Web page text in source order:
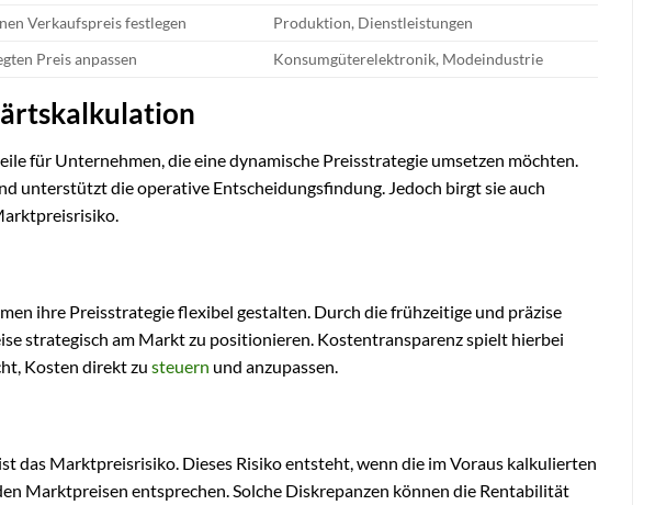
Verkaufspreis festlegen
Produktion, Dienstleistungen
Preis anpassen Konsumgüterelektronik, Modeindustrie
für Unternehmen, die eine dynamische Preisstrategie umsetzen möchten.
unterstützt die operative Entscheidungsfindung. Jedoch birgt sie auch
ihre Preisstrategie flexibel gestalten. Durch die frühzeitige und präzise
strategisch am Markt zu positionieren. Kostentransparenz spielt hierbei
Kosten direkt zu steuern und anzupassen.
das Marktpreisrisiko. Dieses Risiko entsteht, wenn die im Voraus kalkulierten
Marktpreisen entsprechen. Solche Diskrepanzen können die Rentabilität